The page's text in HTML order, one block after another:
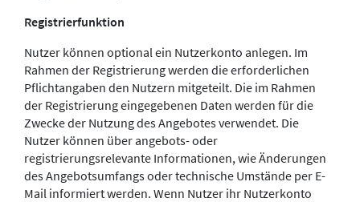
Registrierfunktion
Nutzer können optional ein Nutzerkonto anlegen. Im
Rahmen der Registrierung werden die erforderlichen
Pflichtangaben den Nutzern mitgeteilt. Die im Rahmen
der Registrierung eingegebenen Daten werden für die
Zwecke der Nutzung des Angebotes verwendet. Die
Nutzer können über angebots- oder
registrierungsrelevante Informationen, wie Änderungen
des Angebotsumfangs oder technische Umstände per E-
Mail informiert werden. Wenn Nutzer ihr Nutzerkonto